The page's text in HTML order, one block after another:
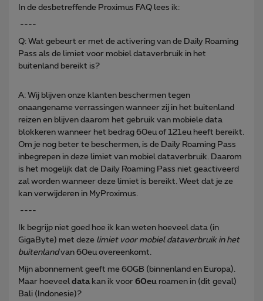
In de desbetreffende Proximus FAQ lees ik:
----
Q: Wat gebeurt er met de activering van de Daily Roaming
Pass als de limiet voor mobiel dataverbruik in het
buitenland bereikt is?
A: Wij blijven onze klanten beschermen tegen
onaangename verrassingen wanneer zij in het buitenland
reizen en blijven daarom het gebruik van mobiele data
blokkeren wanneer het bedrag 60eu of 121eu heeft bereikt.
Om je nog beter te beschermen, is de Daily Roaming Pass
inbegrepen in deze limiet van mobiel dataverbruik. Daarom
is het mogelijk dat de Daily Roaming Pass niet geactiveerd
zal worden wanneer deze limiet is bereikt. Weet dat je ze
kan verwijderen in MyProximus.
----
Ik begrijp niet goed hoe ik kan weten hoeveel data (in
GigaByte) met deze limiet voor mobiel dataverbruik in het
buitenlandvan 60eu overeenkomt.
Mijn abonnement geeft me 60GB (binnenland en Europa).
Maar hoeveel data kan ik voor 60eu roamen in (dit geval)
Bali (Indonesie)?